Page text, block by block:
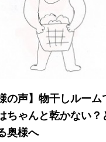
の声】物干しルーム
ちゃんと乾かない？
奥様へ